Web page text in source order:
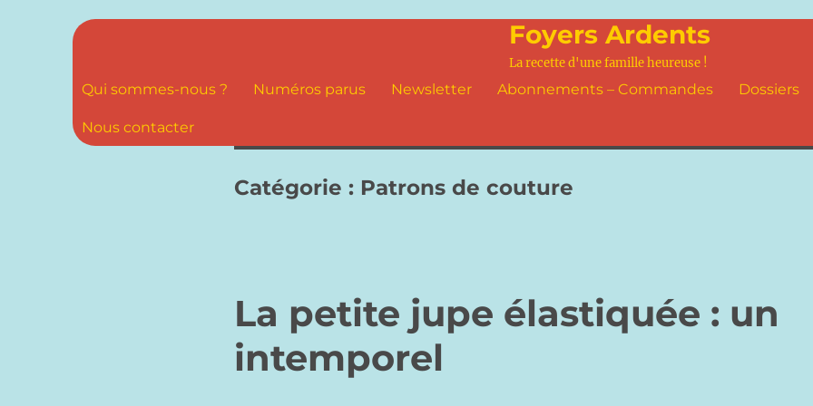
Foyers Ardents
La recette d'une famille heureuse !
Qui sommes-nous ? Numéros parus Newsletter Abonnements – Commandes Dossiers
Nous contacter
Catégorie : Patrons de couture
La petite jupe élastiquée : un
intemporel